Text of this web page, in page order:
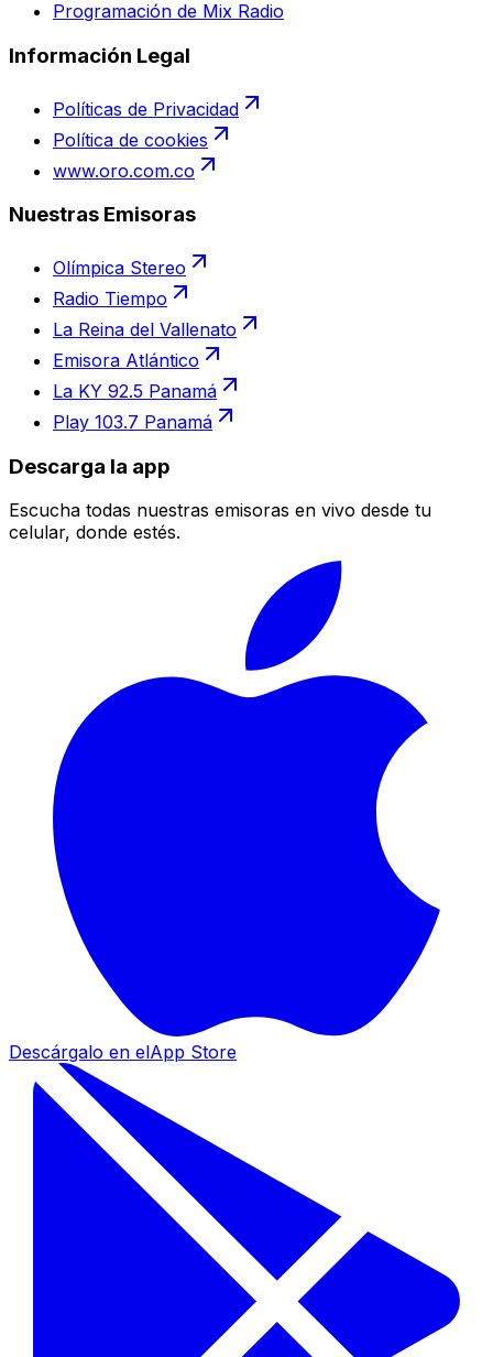
Programación de Mix Radio
Información Legal
Políticas de Privacidad
Política de cookies
www.oro.com.co
Nuestras Emisoras
Olímpica Stereo
Radio Tiempo
La Reina del Vallenato
Emisora Atlántico
La KY 92.5 Panamá
Play 103.7 Panamá
Descarga la app
Escucha todas nuestras emisoras en vivo desde tu
celular, donde estés.
Descárgalo en elApp Store